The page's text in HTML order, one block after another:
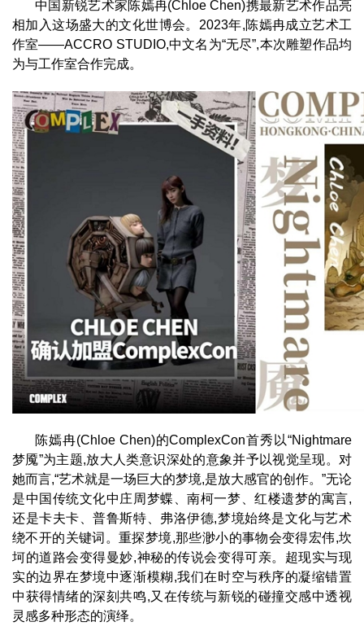
中国新锐艺术家陈嫣冉(Chloe Chen)携最新艺术作品亮
相加入这场盛大的文化世博会。2023年,陈嫣冉成立艺术工
作室——ACCRO STUDIO,中文名为“无尽”,本次雕塑作品均
为与工作室合作完成。
陈嫣冉(Chloe Chen)的ComplexCon首秀以“Nightmare
梦魇”为主题,放大人类意识深处的意象并予以视觉呈现。对
她而言,“艺术就是一场巨大的梦境,是放大感官的创作。”无论
是中国传统文化中庄周梦蝶、南柯一梦、红楼遗梦的寓言,
还是卡夫卡、普鲁斯特、弗洛伊德,梦境始终是文化与艺术
绕不开的关键词。重探梦境,那些渺小的事物会变得宏伟,坎
坷的道路会变得曼妙,神秘的传说会变得可亲。超现实与现
实的边界在梦境中逐渐模糊,我们在时空与秩序的凝缩错置
中获得情绪的深刻共鸣,又在传统与新锐的碰撞交感中透视
灵感多种形态的演绎。